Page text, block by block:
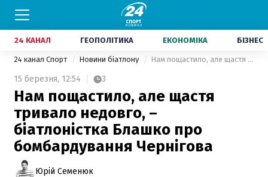
24 КАНАЛ ГЕОПОЛІТИКА ЕКОНОМІКА БІЗНЕС
24 канал Спорт Новини біатлону Нам пощастило, але щастя тривало недовго, – біатлоністка Блашко про бомбардування Чернігова
15 березня, 12:54 3
Нам пощастило, але щастя
тривало недовго, –
біатлоністка Блашко про
бомбардування Чернігова
Юрій Семенюк